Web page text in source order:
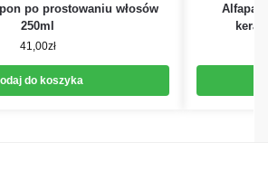
po prostowaniu włosów
250ml
41,00zł
do koszyka